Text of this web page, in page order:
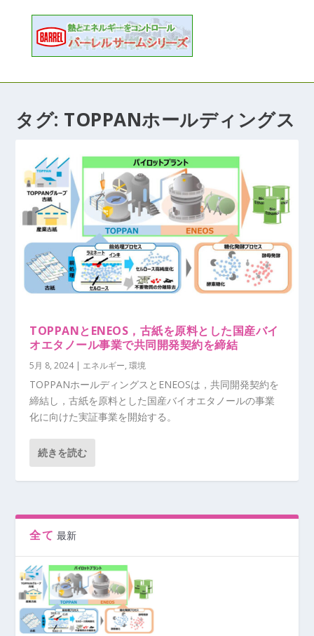
タグ: TOPPANホールディングス
TOPPANとENEOS，古紙を原料とした国産バイ
オエタノール事業で共同開発契約を締結
5月 8, 2024| エネルギー,環境
TOPPANホールディングスとENEOSは，共同開発契約を
締結し，古紙を原料とした国産バイオエタノールの事業
化に向けた実証事業を開始する。
続きを読む
全て 最新